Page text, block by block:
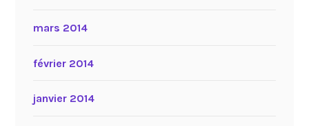
mars 2014
février 2014
janvier 2014